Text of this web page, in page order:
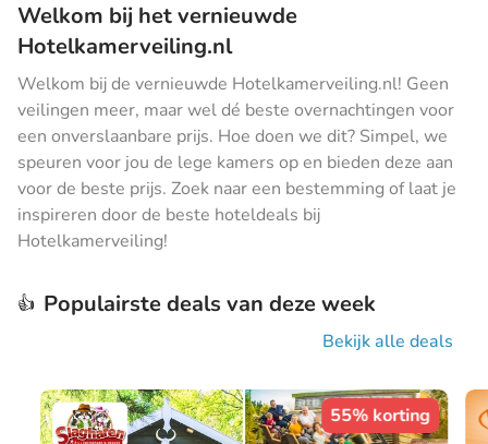
Welkom bij het vernieuwde
Hotelkamerveiling.nl
Welkom bij de vernieuwde Hotelkamerveiling.nl! Geen
veilingen meer, maar wel dé beste overnachtingen voor
een onverslaanbare prijs. Hoe doen we dit? Simpel, we
speuren voor jou de lege kamers op en bieden deze aan
voor de beste prijs. Zoek naar een bestemming of laat je
inspireren door de beste hoteldeals bij
Hotelkamerveiling!
👍 Populairste deals van deze week
Bekijk alle deals
55% korting